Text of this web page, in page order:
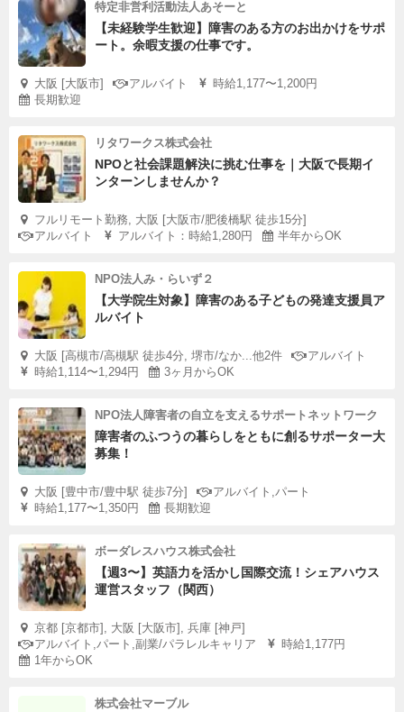
特定非営利活動法人あそーと
【未経験学生歓迎】障害のある方のお出かけをサポ
ート。余暇支援の仕事です。
大阪 [大阪市] アルバイト
時給1,177〜1,200円
長期歓迎
リタワークス株式会社
NPOと社会課題解決に挑む仕事を｜大阪で長期イ
ンターンしませんか？
フルリモート勤務, 大阪 [大阪市/肥後橋駅 徒歩15分]
アルバイト
アルバイト：時給1,280円 半年からOK
NPO法人み・らいず２
【大学院生対象】障害のある子どもの発達支援員ア
ルバイト
大阪 [高槻市/高槻駅 徒歩4分, 堺市/なか...他2件
アルバイト
時給1,114〜1,294円
3ヶ月からOK
NPO法人障害者の自立を支えるサポートネットワーク
障害者のふつうの暮らしをともに創るサポーター大
募集！
大阪 [豊中市/豊中駅 徒歩7分]
アルバイト,パート
時給1,177〜1,350円
長期歓迎
ボーダレスハウス株式会社
【週3〜】英語力を活かし国際交流！シェアハウス
運営スタッフ（関西）
京都 [京都市], 大阪 [大阪市], 兵庫 [神戸]
アルバイト,パート,副業/パラレルキャリア
時給1,177円
1年からOK
株式会社マーブル